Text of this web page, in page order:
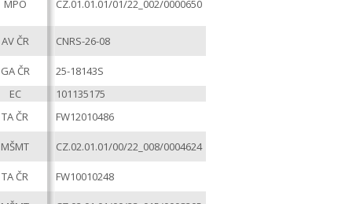
MPO CZ.01.01.01/01/22_002/0000650
AV ČR CNRS-26-08
GA ČR
25-18143S
EC
101135175
TA ČR FW12010486
MŠMT CZ.02.01.01/00/22_008/0004624
TA ČR FW10010248